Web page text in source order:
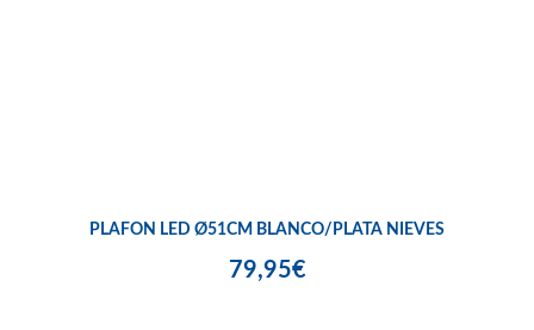
PLAFON LED Ø51CM BLANCO/PLATA NIEVES
79,95€